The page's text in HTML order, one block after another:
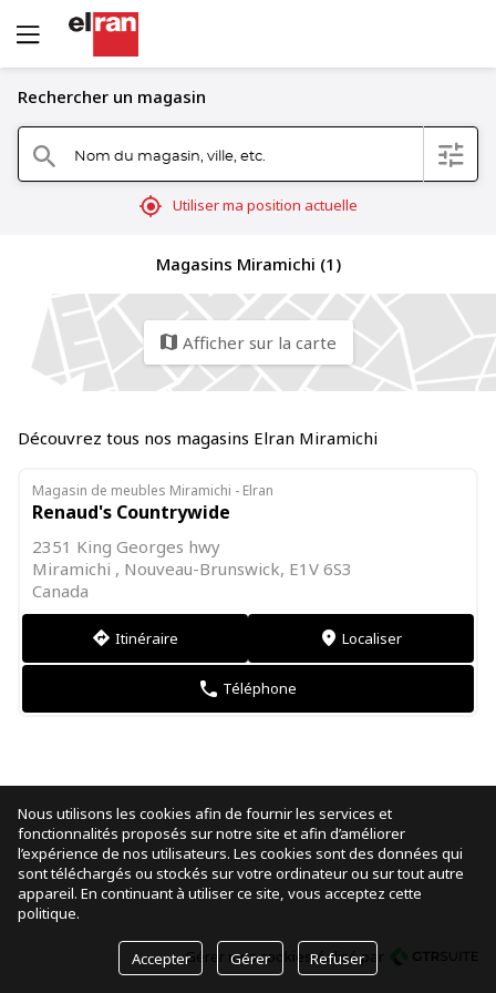
Rechercher un magasin
search Nom du magasin, ville, etc. filter
mylocation Utiliser ma position actuelle
Magasins Miramichi (1)
map Afficher sur la carte
Découvrez tous nos magasins Elran Miramichi
Magasin de meubles Miramichi - Elran
Renaud's Countrywide
2351 King Georges hwy
Miramichi , Nouveau-Brunswick, E1V 6S3
Canada
direction Itinéraire markers Localiser
phone Téléphone
Gérer mes cookiesréalisé par
Nous utilisons les cookies afin de fournir les services et
fonctionnalités proposés sur notre site et afin d’améliorer
l’expérience de nos utilisateurs. Les cookies sont des données qui
sont téléchargés ou stockés sur votre ordinateur ou sur tout autre
appareil. En continuant à utiliser ce site, vous acceptez cette
politique.
Accepter Gérer Refuser